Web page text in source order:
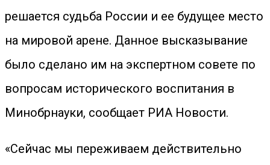
решается судьба России и ее будущее место
на мировой арене. Данное высказывание
было сделано им на экспертном совете по
вопросам исторического воспитания в
Минобрнауки, сообщает РИА Новости.
«Сейчас мы переживаем действительно